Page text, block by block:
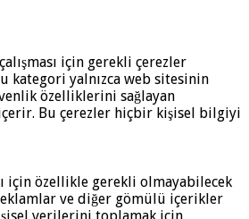
için gerekli çerezler
kategori yalnızca web sitesinin
özelliklerini sağlayan
Bu çerezler hiçbir kişisel bilgiyi
için özellikle gerekli olmayabilecek
ve diğer gömülü içerikler